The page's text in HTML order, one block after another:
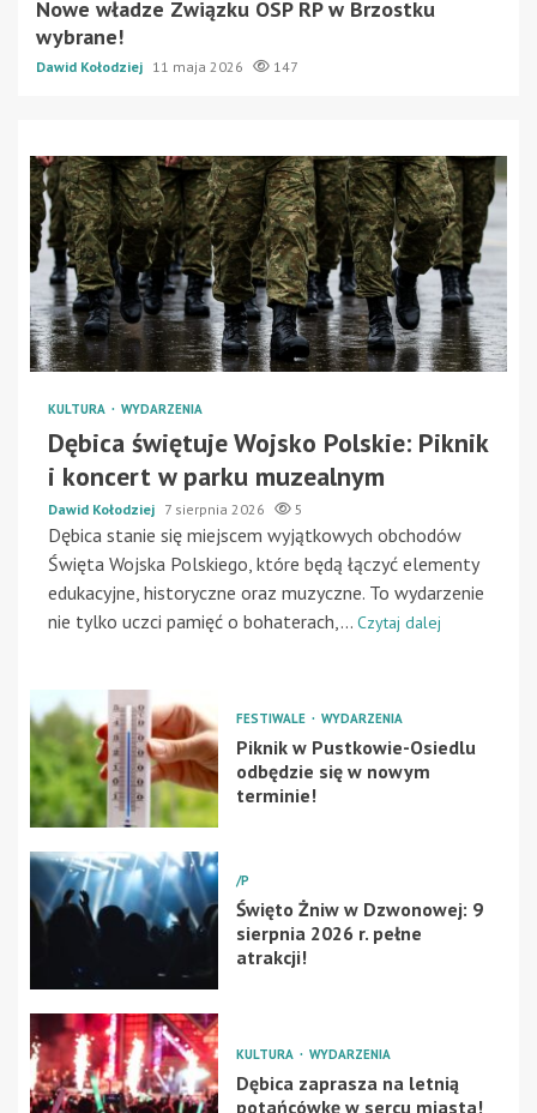
Nowe władze Związku OSP RP w Brzostku
wybrane!
Dawid Kołodziej 11 maja 2026 147
KULTURA WYDARZENIA
Dębica świętuje Wojsko Polskie: Piknik
i koncert w parku muzealnym
Dawid Kołodziej 7 sierpnia 2026 5
Dębica stanie się miejscem wyjątkowych obchodów
Święta Wojska Polskiego, które będą łączyć elementy
edukacyjne, historyczne oraz muzyczne. To wydarzenie
nie tylko uczci pamięć o bohaterach,... Czytaj dalej
FESTIWALE WYDARZENIA
Piknik w Pustkowie-Osiedlu
odbędzie się w nowym
terminie!
/P
Święto Żniw w Dzwonowej: 9
sierpnia 2026 r. pełne
atrakcji!
KULTURA WYDARZENIA
Dębica zaprasza na letnią
potańcówkę w sercu miasta!